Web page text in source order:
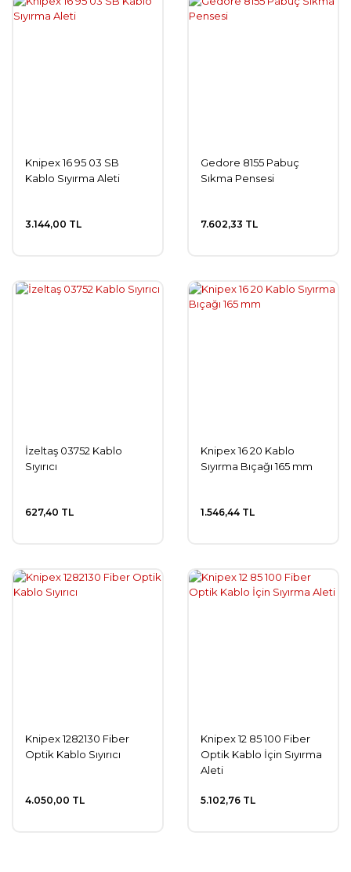
Knipex 16 95 03 SB
Kablo Sıyırma Aleti
3.144,00 TL
Gedore 8155 Pabuç
Sıkma Pensesi
7.602,33 TL
İzeltaş 03752 Kablo
Sıyırıcı
627,40 TL
Knipex 16 20 Kablo
Sıyırma Bıçağı 165 mm
1.546,44 TL
Knipex 1282130 Fiber
Optik Kablo Sıyırıcı
4.050,00 TL
Knipex 12 85 100 Fiber
Optik Kablo İçin Sıyırma
Aleti
5.102,76 TL